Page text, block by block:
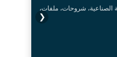
شروحات، ملفات،
❮